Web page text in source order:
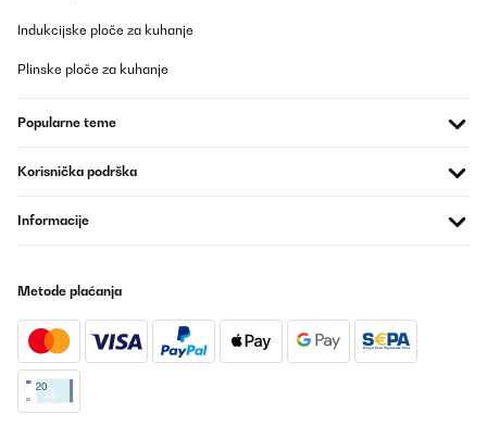
Indukcijske ploče za kuhanje
Plinske ploče za kuhanje
Popularne teme
Korisnička podrška
Informacije
Metode plaćanja